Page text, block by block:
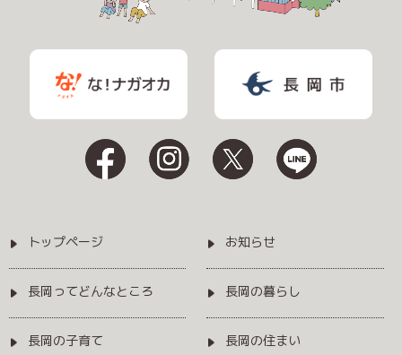
トップページ
長岡ってどんなところ
長岡の子育て
お知らせ
長岡の暮らし
長岡の住まい